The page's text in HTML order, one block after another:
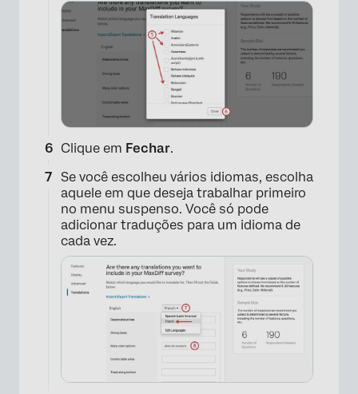
×
Clique em Fechar.
Se você escolheu vários idiomas, escolha
aquele em que deseja trabalhar primeiro
no menu suspenso. Você só pode
adicionar traduções para um idioma de
cada vez.